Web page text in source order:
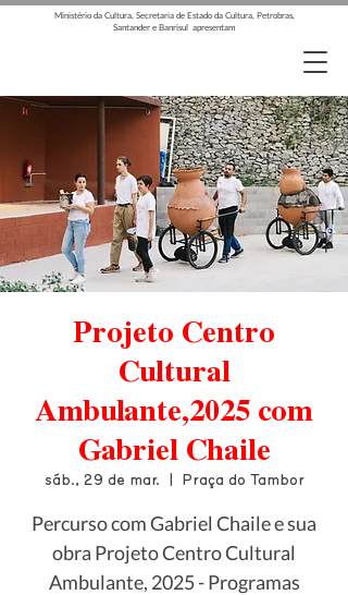
Ministério da Cultura, Secretaria de Estado da Cultura, Petrobras,
Santander e Banrisul apresentam
Projeto Centro
Cultural
Ambulante,2025 com
Gabriel Chaile
sáb., 29 de mar. Praça do Tambor
Percurso com Gabriel Chaile e sua
obra Projeto Centro Cultural
Ambulante, 2025 - Programas